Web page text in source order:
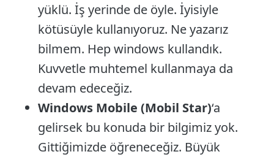
yüklü. İş yerinde de öyle. İyisiyle
kötüsüyle kullanıyoruz. Ne yazarız
bilmem. Hep windows kullandık.
Kuvvetle muhtemel kullanmaya da
devam edeceğiz.
Windows Mobile (Mobil Star)‘a
gelirsek bu konuda bir bilgimiz yok.
Gittiğimizde öğreneceğiz. Büyük